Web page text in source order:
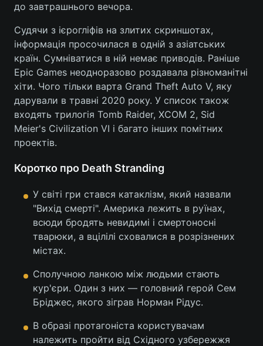
Екологія Регіони
Лонгріди
Відео з Youtube Статті
Інтерв'ю Думки
Послуги
Тема оформлення
до завтрашнього вечора.
Судячи з ієрогліфів на злитих скриншотах,
інформація просочилася в одній з азіатських
країн. Сумніватися в ній немає приводів. Раніше
Epic Games неодноразово роздавала різноманітні
хіти. Чого тільки варта Grand Theft Auto V, яку
дарували в травні 2020 року. У список також
входять трилогія Tomb Raider, XCOM 2, Sid
Meier's Civilization VI і багато інших помітних
проектів.
Коротко про Death Stranding
У світі гри стався катаклізм, який назвали
"Вихід смерті". Америка лежить в руїнах,
всюди бродять невидимі і смертоносні
тварюки, а вцілілі сховалися в розрізнених
містах.
Сполучною ланкою між людьми стають
кур'єри. Один з них — головний герой Сем
Бріджес, якого зіграв Норман Рідус.
В образі протагоніста користувачам
належить пройти від Східного узбережжя